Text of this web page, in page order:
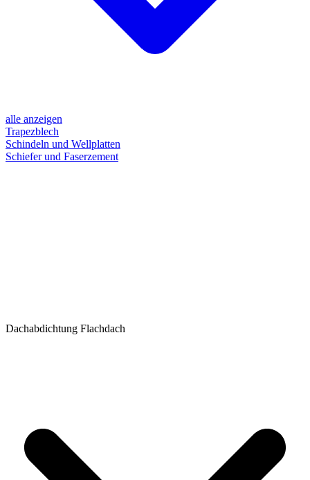
alle anzeigen
Trapezblech
Schindeln und Wellplatten
Schiefer und Faserzement
Dachabdichtung Flachdach